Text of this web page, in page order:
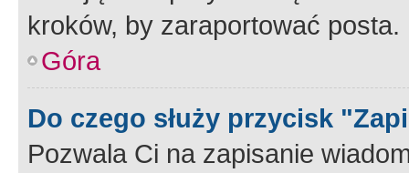
kroków, by zaraportować posta.
Góra
Do czego służy przycisk
Pozwala Ci na zapisanie